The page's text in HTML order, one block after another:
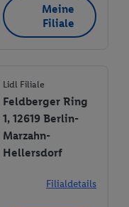
Meine
Filiale
Lidl Filiale
Feldberger Ring
1, 12619 Berlin-
Marzahn-
Hellersdorf
Filialdetails